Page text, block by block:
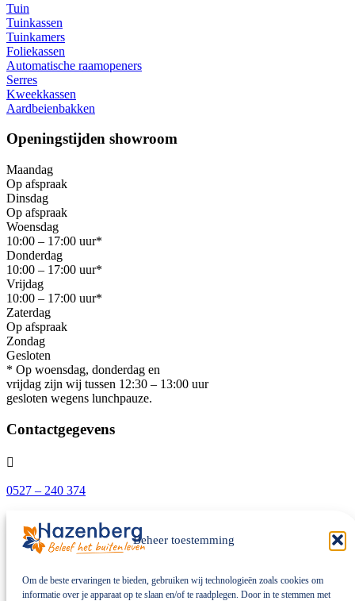
Beheer toestemming
Om de beste ervaringen te bieden, gebruiken wij technologieën zoals cookies om
informatie over je apparaat op te slaan en/of te raadplegen. Door in te stemmen met
Tuin
Tuinkassen
Tuinkamers
Foliekassen
Automatische raamopeners
Serres
Kweekkassen
Aardbeienbakken
Openingstijden showroom
Maandag
Op afspraak
Dinsdag
Op afspraak
Woensdag
10:00 – 17:00 uur*
Donderdag
10:00 – 17:00 uur*
Vrijdag
10:00 – 17:00 uur*
Zaterdag
Op afspraak
Zondag
Gesloten
* Op woensdag, donderdag en
vrijdag zijn wij tussen 12:30 – 13:00 uur
gesloten wegens lunchpauze.
Contactgegevens

0527 – 240 374
info@hazenbergtuinkassen.nl